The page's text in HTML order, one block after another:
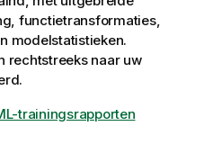
functietransformaties,
modelstatistieken.
rechtstreeks naar uw
trainingsrapporten